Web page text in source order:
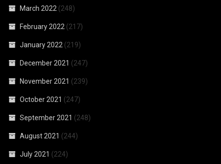
March 2022 (248)
February 2022 (217)
January 2022 (219)
December 2021 (247)
November 2021 (239)
October 2021 (247)
September 2021 (248)
August 2021 (244)
July 2021 (224)